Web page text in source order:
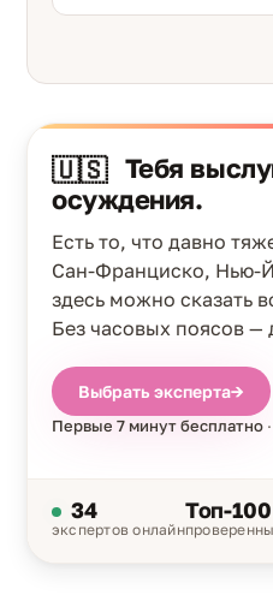
🇺🇸 Тебя
осуждения.
Есть то, что давно
Сан-Франциско, Нью-
здесь можно сказать
Без часовых поясов —
Выбрать эксперта→
Первые 7 минут бесплатно
34
экспертов онлайн
Топ-100